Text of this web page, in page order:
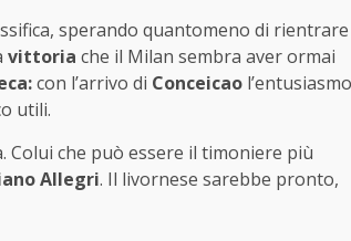
sperando quantomeno di rientrare
vittoria che il Milan sembra aver ormai
con l’arrivo di Conceicao l’entusiasmo
utili.
Colui che può essere il timoniere più
Allegri. Il livornese sarebbe pronto,